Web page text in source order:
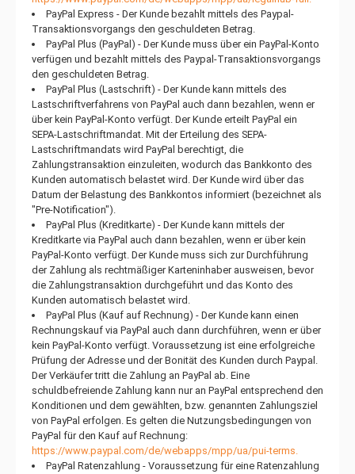
PayPal Express - Der Kunde bezahlt mittels des Paypal-
Transaktionsvorgangs den geschuldeten Betrag.
PayPal Plus (PayPal) - Der Kunde muss über ein PayPal-Konto
verfügen und bezahlt mittels des Paypal-Transaktionsvorgangs
den geschuldeten Betrag.
PayPal Plus (Lastschrift) - Der Kunde kann mittels des
Lastschriftverfahrens von PayPal auch dann bezahlen, wenn er
über kein PayPal-Konto verfügt. Der Kunde erteilt PayPal ein
SEPA-Lastschriftmandat. Mit der Erteilung des SEPA-
Lastschriftmandats wird PayPal berechtigt, die
Zahlungstransaktion einzuleiten, wodurch das Bankkonto des
Kunden automatisch belastet wird. Der Kunde wird über das
Datum der Belastung des Bankkontos informiert (bezeichnet als
"Pre-Notification").
PayPal Plus (Kreditkarte) - Der Kunde kann mittels der
Kreditkarte via PayPal auch dann bezahlen, wenn er über kein
PayPal-Konto verfügt. Der Kunde muss sich zur Durchführung
der Zahlung als rechtmäßiger Karteninhaber ausweisen, bevor
die Zahlungstransaktion durchgeführt und das Konto des
Kunden automatisch belastet wird.
PayPal Plus (Kauf auf Rechnung) - Der Kunde kann einen
Rechnungskauf via PayPal auch dann durchführen, wenn er über
kein PayPal-Konto verfügt. Voraussetzung ist eine erfolgreiche
Prüfung der Adresse und der Bonität des Kunden durch Paypal.
Der Verkäufer tritt die Zahlung an PayPal ab. Eine
schuldbefreiende Zahlung kann nur an PayPal entsprechend den
Konditionen und dem gewählten, bzw. genannten Zahlungsziel
von PayPal erfolgen. Es gelten die Nutzungsbedingungen von
PayPal für den Kauf auf Rechnung:
https://www.paypal.com/de/webapps/mpp/ua/pui-terms.
PayPal Ratenzahlung - Voraussetzung für eine Ratenzahlung